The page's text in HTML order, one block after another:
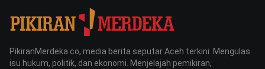
PikiranMerdeka.co, media berita seputar Aceh terkini. Mengulas
isu hukum, politik, dan ekonomi. Menjelajah pemikiran,